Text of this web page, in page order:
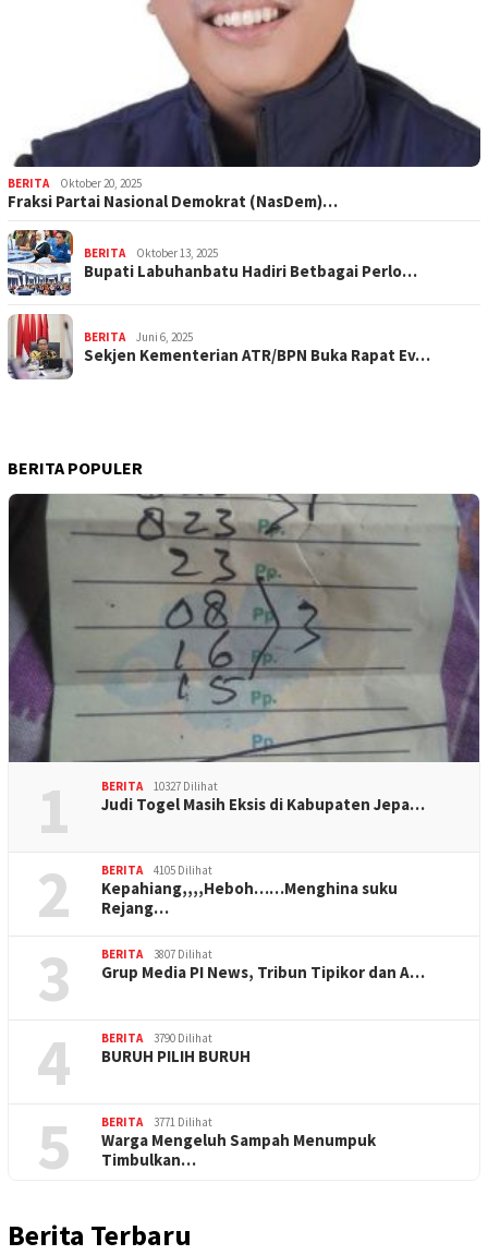
BERITA Oktober 20, 2025
Fraksi Partai Nasional Demokrat (NasDem)…
BERITA Oktober 13, 2025
Bupati Labuhanbatu Hadiri Betbagai Perlo…
BERITA Juni 6, 2025
Sekjen Kementerian ATR/BPN Buka Rapat Ev…
BERITA POPULER
1 BERITA 10327 Dilihat
Judi Togel Masih Eksis di Kabupaten Jepa…
2 BERITA 4105 Dilihat
Kepahiang,,,,Heboh……Menghina suku
Rejang…
3 BERITA 3807 Dilihat
Grup Media PI News, Tribun Tipikor dan A…
4 BERITA 3790 Dilihat
BURUH PILIH BURUH
5 BERITA 3771 Dilihat
Warga Mengeluh Sampah Menumpuk
Timbulkan…
Berita Terbaru